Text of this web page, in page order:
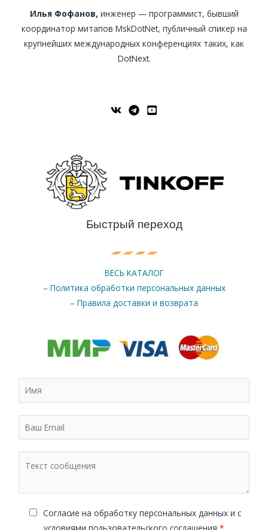
Илья Фофанов, инженер — программист, бывший
координатор митапов MskDotNet, публичный спикер на
крупнейших международных конференциях таких, как
DotNext.
Быстрый переход
ВЕСЬ КАТАЛОГ
– Политика обработки персональных данных
– Правила доставки и возврата
Cогласие на обработку персональных данных и с